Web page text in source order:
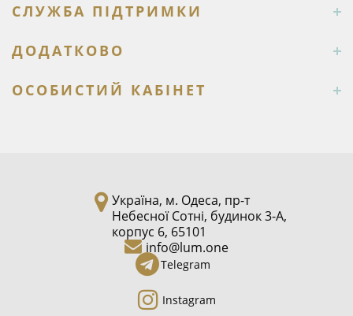
СЛУЖБА ПІДТРИМКИ
ДОДАТКОВО
ОСОБИСТИЙ КАБІНЕТ
Україна, м. Одеса, пр-т
Небесної Сотні, будинок 3-А,
корпус 6, 65101
info@lum.one
Telegram
Instagram